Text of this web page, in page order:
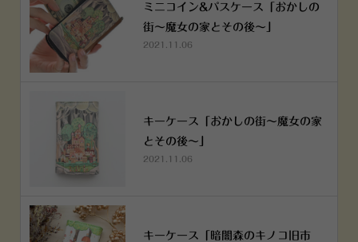
ミニコイン&パスケース「おかしの
街～魔女の家とその後～」
2021.11.06
キーケース「おかしの街～魔女の家
とその後～」
2021.11.06
キーケース「暗闇森のキノコ旧市